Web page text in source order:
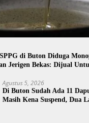
di Buton Diduga
Jerigen Bekas: Dijual
Agustus 5, 2026
Di Buton Sudah Ada 11
Masih Kena Suspend, Dua